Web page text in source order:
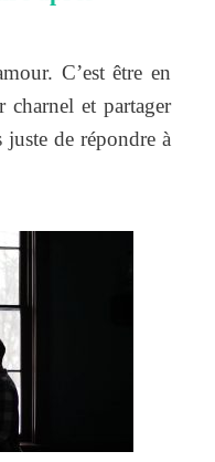
C’est être en
charnel et partager
de répondre à